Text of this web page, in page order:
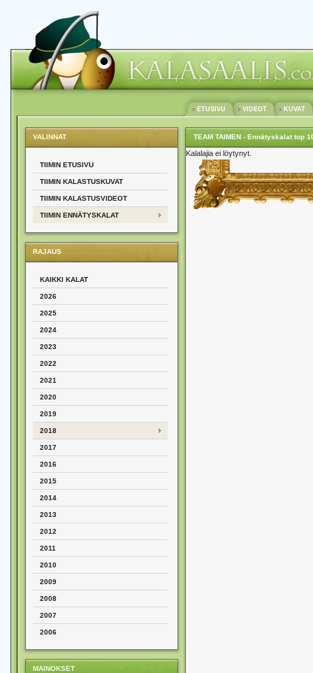
ETUSIVU VIDEOT KUVAT
VALINNAT
TIIMIN ETUSIVU
TIIMIN KALASTUSKUVAT
TIIMIN KALASTUSVIDEOT
TIIMIN ENNÄTYSKALAT
RAJAUS
KAIKKI KALAT
2026
2025
2024
2023
2022
2021
2020
2019
2018
2017
2016
2015
2014
2013
2012
2011
2010
2009
2008
2007
2006
MAINOKSET
TEAM TAIMEN - Ennätyskalat top
Kalalajia ei löytynyt.